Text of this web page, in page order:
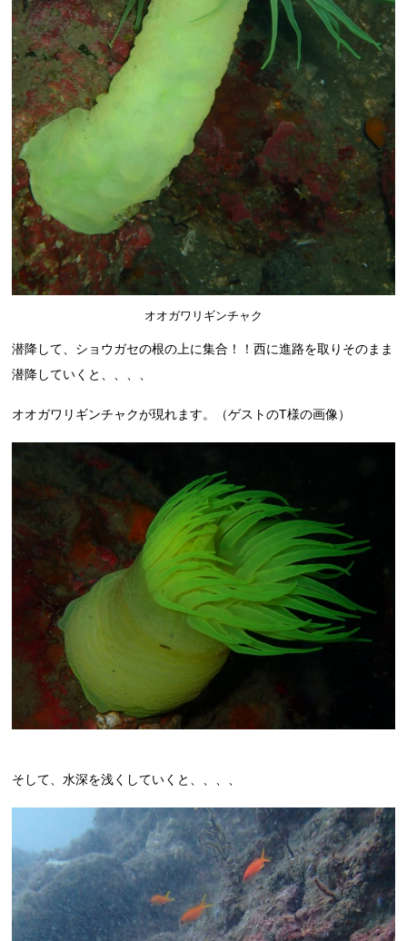
オオガワリギンチャク
潜降して、ショウガセの根の上に集合！！西に進路を取りそのまま
潜降していくと、、、、
オオガワリギンチャクが現れます。（ゲストのT様の画像）
そして、水深を浅くしていくと、、、、